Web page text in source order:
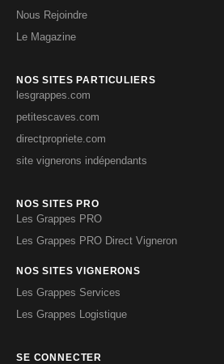
Nous Rejoindre
Le Magazine
NOS SITES PARTICULIERS
lesgrappes.com
petitescaves.com
directpropriete.com
site vignerons indépendants
NOS SITES PRO
Les Grappes PRO
Les Grappes PRO Direct Vigneron
NOS SITES VIGNERONS
Les Grappes Services
Les Grappes Logistique
SE CONNECTER